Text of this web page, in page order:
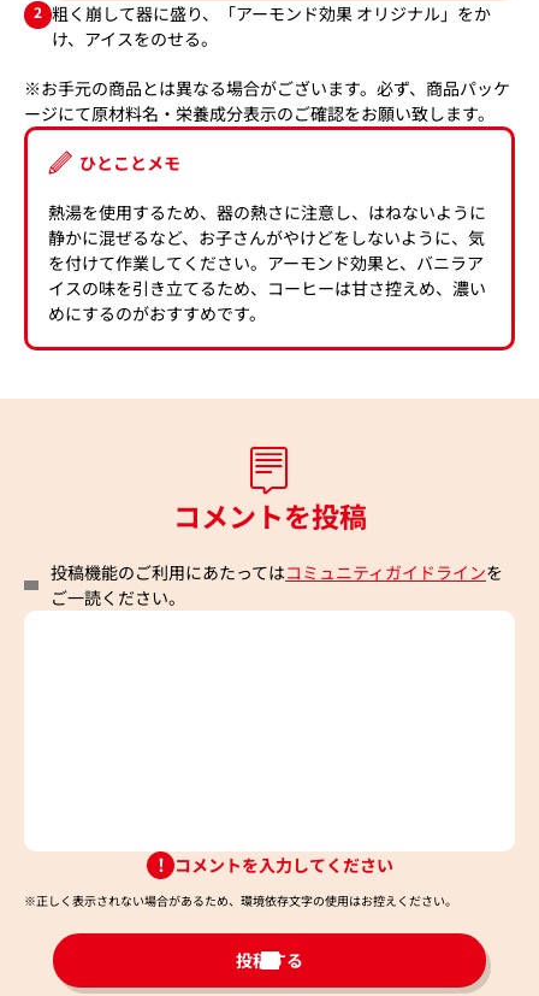
2 粗く崩して器に盛り、「アーモンド効果 オリジナル」をか
け、アイスをのせる。
※お手元の商品とは異なる場合がございます。必ず、商品パッケ
ージにて原材料名・栄養成分表示のご確認をお願い致します。
ひとことメモ
熱湯を使用するため、器の熱さに注意し、はねないように
静かに混ぜるなど、お子さんがやけどをしないように、気
を付けて作業してください。アーモンド効果と、バニラア
イスの味を引き立てるため、コーヒーは甘さ控えめ、濃い
めにするのがおすすめです。
コメントを投稿
投稿機能のご利用にあたってはコミュニティガイドラインを
ご一読ください。
コメントを入力してください
※正しく表示されない場合があるため、環境依存文字の使用はお控えください。​
投稿する